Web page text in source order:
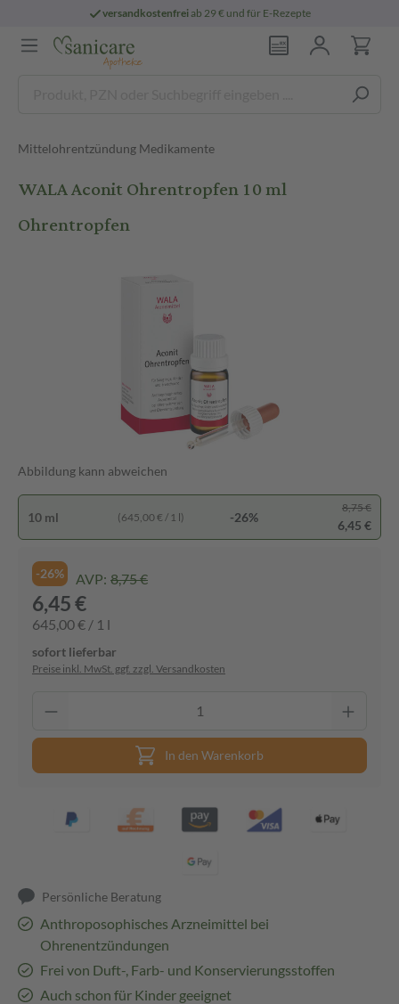
versandkostenfreiab 29 € und für E-Rezepte
Mittelohrentzündung Medikamente
WALA Aconit Ohrentropfen 10 ml
Ohrentropfen
Abbildung kann abweichen
10 ml (645,00 € / 1 l) -26%
8,75 €
6,45 €
-26% AVP: 8,75 €
6,45 €
645,00 € / 1 l
sofort lieferbar
Preise inkl. MwSt. ggf. zzgl. Versandkosten
In den Warenkorb
Persönliche Beratung
Anthroposophisches Arzneimittel bei
Ohrenentzündungen
Frei von Duft-, Farb- und Konservierungsstoffen
Auch schon für Kinder geeignet